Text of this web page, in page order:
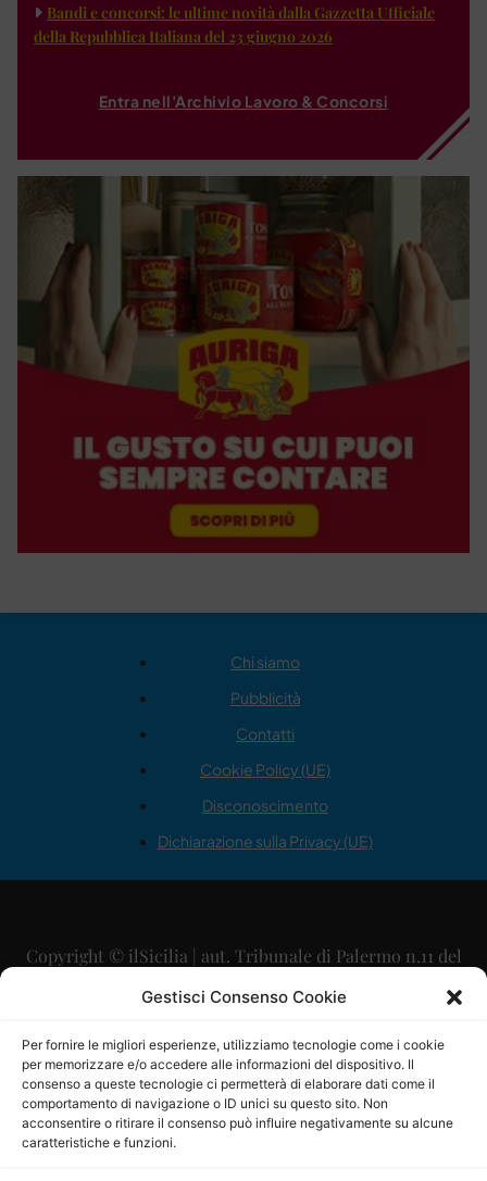
Gestisci Consenso Cookie
Per fornire le migliori esperienze, utilizziamo tecnologie come i cookie
per memorizzare e/o accedere alle informazioni del dispositivo. Il
consenso a queste tecnologie ci permetterà di elaborare dati come il
comportamento di navigazione o ID unici su questo sito. Non
acconsentire o ritirare il consenso può influire negativamente su alcune
caratteristiche e funzioni.
Bandi e concorsi: le ultime novità dalla Gazzetta Ufficiale
della Repubblica Italiana del 23 giugno 2026
Entra nell'Archivio Lavoro & Concorsi
Chi siamo
Pubblicità
Contatti
Cookie Policy (UE)
Disconoscimento
Dichiarazione sulla Privacy (UE)
Copyright © ilSicilia | aut. Tribunale di Palermo n.11 del
29/09/2015
Direttore Editoriale: Maurizio Scaglione
Direttore Responsabile: Maria Calabrese